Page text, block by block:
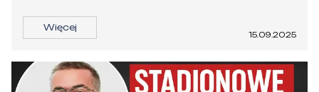
Więcej
15.09.2025